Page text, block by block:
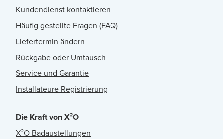
Kundendienst kontaktieren
Häufig gestellte Fragen (FAQ)
Liefertermin ändern
Rückgabe oder Umtausch
Service und Garantie
Installateure Registrierung
Die Kraft von X²O
X²O Badaustellungen